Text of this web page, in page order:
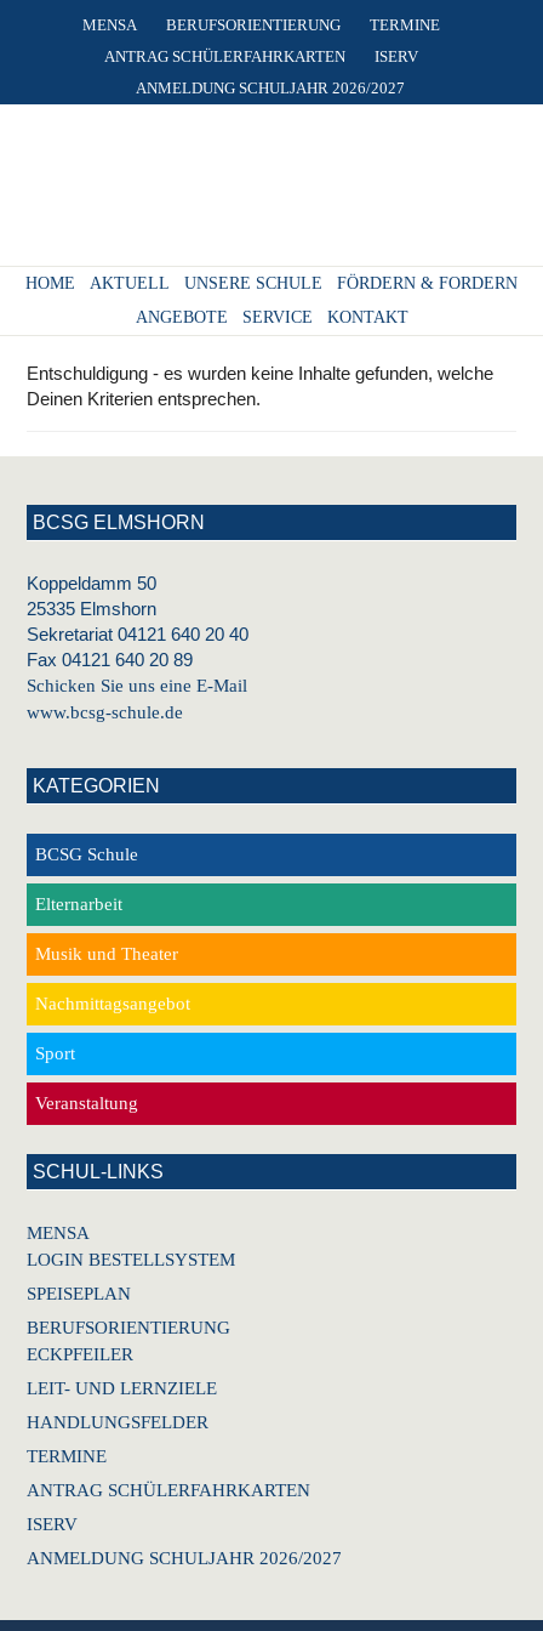
MENSA BERUFSORIENTIERUNG
TERMINE
ANTRAG SCHÜLERFAHRKARTEN
ISERV
ANMELDUNG SCHULJAHR 2026/2027
HOME AKTUELL UNSERE SCHULE
FÖRDERN & FORDERN
ANGEBOTE
SERVICE KONTAKT
Entschuldigung - es wurden keine Inhalte gefunden, welche
Deinen Kriterien entsprechen.
BCSG ELMSHORN
Koppeldamm 50
25335 Elmshorn
Sekretariat 04121 640 20 40
Fax 04121 640 20 89
Schicken Sie uns eine E-Mail
www.bcsg-schule.de
KATEGORIEN
BCSG Schule
Elternarbeit
Musik und Theater
Nachmittagsangebot
Sport
Veranstaltung
SCHUL-LINKS
MENSA
LOGIN BESTELLSYSTEM
SPEISEPLAN
BERUFSORIENTIERUNG
ECKPFEILER
LEIT- UND LERNZIELE
HANDLUNGSFELDER
TERMINE
ANTRAG SCHÜLERFAHRKARTEN
ISERV
ANMELDUNG SCHULJAHR 2026/2027